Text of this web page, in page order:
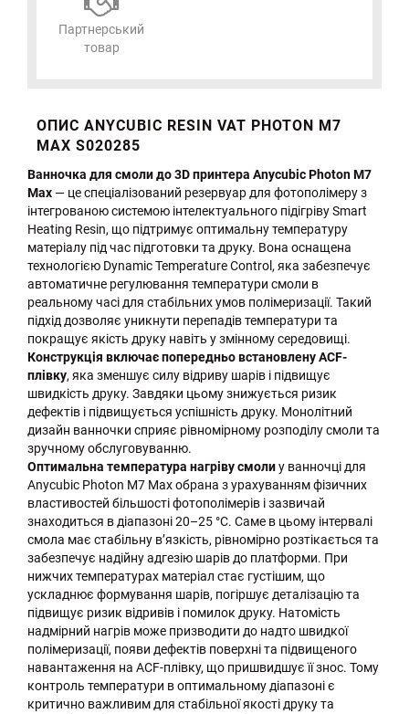
Партнерський
товар
ОПИС ANYCUBIC RESIN VAT PHOTON M7
MAX S020285
Ванночка для смоли до 3D принтера Anycubic Photon M7
Max — це спеціалізований резервуар для фотополімеру з
інтегрованою системою інтелектуального підігріву Smart
Heating Resin, що підтримує оптимальну температуру
матеріалу під час підготовки та друку. Вона оснащена
технологією Dynamic Temperature Control, яка забезпечує
автоматичне регулювання температури смоли в
реальному часі для стабільних умов полімеризації. Такий
підхід дозволяє уникнути перепадів температури та
покращує якість друку навіть у змінному середовищі.
Конструкція включає попередньо встановлену ACF-
плівку, яка зменшує силу відриву шарів і підвищує
швидкість друку. Завдяки цьому знижується ризик
дефектів і підвищується успішність друку. Монолітний
дизайн ванночки сприяє рівномірному розподілу смоли та
зручному обслуговуванню.
Оптимальна температура нагріву смолиу ванночці для
Anycubic Photon M7 Max обрана з урахуванням фізичних
властивостей більшості фотополімерів і зазвичай
знаходиться в діапазоні 20–25 °C. Саме в цьому інтервалі
смола має стабільну в’язкість, рівномірно розтікається та
забезпечує надійну адгезію шарів до платформи. При
нижчих температурах матеріал стає густішим, що
ускладнює формування шарів, погіршує деталізацію та
підвищує ризик відривів і помилок друку. Натомість
надмірний нагрів може призводити до надто швидкої
полімеризації, появи дефектів поверхні та підвищеного
навантаження на ACF-плівку, що пришвидшує її знос. Тому
контроль температури в оптимальному діапазоні є
критично важливим для стабільної якості друку та